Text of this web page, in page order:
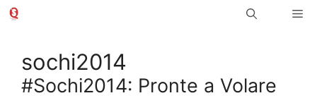
Vai
sochi2014
#Sochi2014: Pronte a Volare